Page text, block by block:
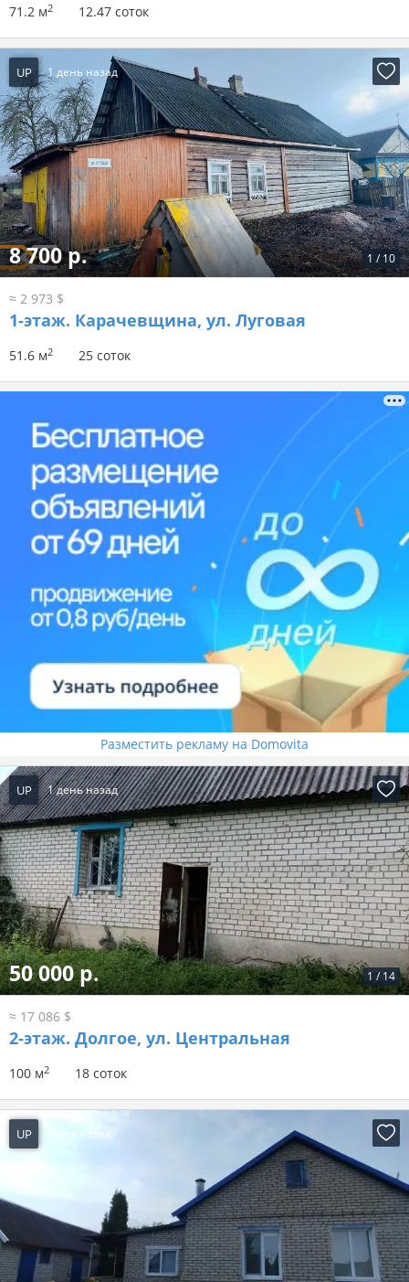
71.2 м2 12.47 соток
UP 1 день назад
1 / 10
8 700 р.
≈ 2 973 $
1-этаж. Карачевщина, ул. Луговая
51.6 м2 25 соток
Разместить рекламу на Domovita
UP 1 день назад
1 / 14
50 000 р.
≈ 17 086 $
2-этаж. Долгое, ул. Центральная
100 м2 18 соток
UP 4 дня назад